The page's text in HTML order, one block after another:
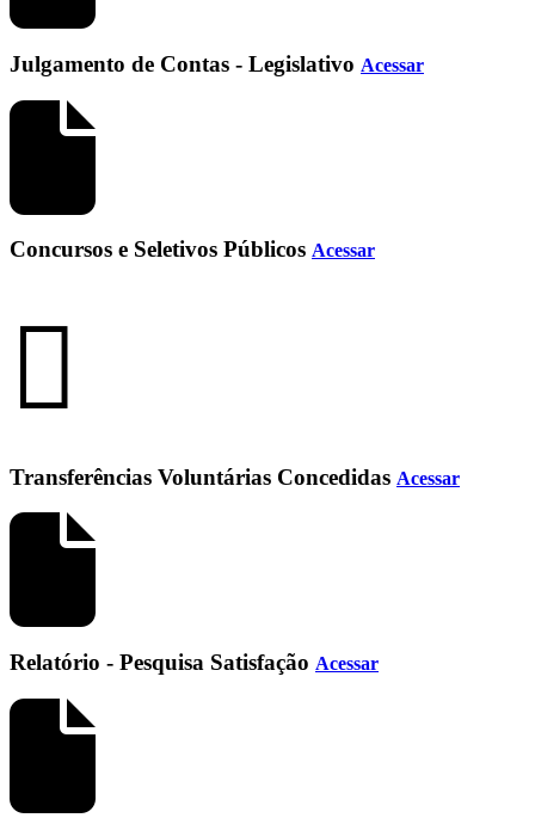
Julgamento de Contas - Legislativo Acessar
Concursos e Seletivos Públicos Acessar
Transferências Voluntárias Concedidas Acessar
Relatório - Pesquisa Satisfação Acessar